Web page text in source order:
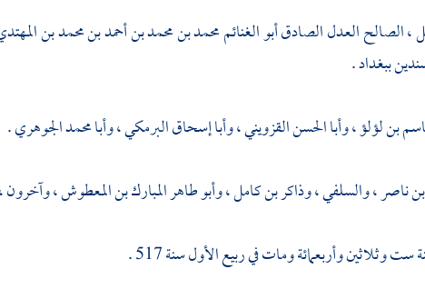
، الصالح العدل الصادق أبو الغنائم محمد بن محمد بن أحمد بن محمد بن
ببغداد .
بن لؤلؤ،وأبا الحسن القزويني،وأبا إسحاق البرمكي،وأبا محمد الجوهري.
ناصر،والسلفي،وذاكر بن كامل،وأبو طاهر المبارك بن المعطوش، وآخرون
وثلاثين وأربعمائة ومات في ربيع الأول سنة 517 .